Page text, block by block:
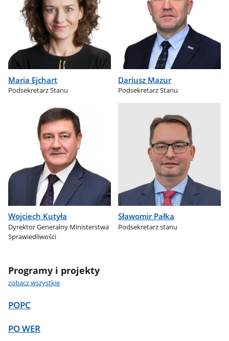
Maria Ejchart
Podsekretarz Stanu
Dariusz Mazur
Podsekretarz Stanu
Wojciech Kutyła
Dyrektor Generalny Ministerstwa
Sprawiedliwości
Sławomir Pałka
Podsekretarz stanu
Programy i projekty
zobacz wszystkie
POPC
PO WER